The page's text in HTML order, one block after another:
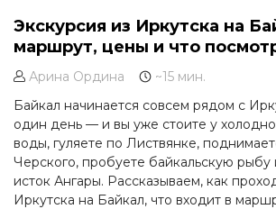
Экскурсия из Иркутска на
маршрут, цены и что
Арина Ордина
~15 мин.
Байкал начинается совсем рядом с
один день — и вы уже стоите у
воды, гуляете по Листвянке,
Черского, пробуете байкальскую рыбу
исток Ангары. Рассказываем, как
Иркутска на Байкал, что входит в